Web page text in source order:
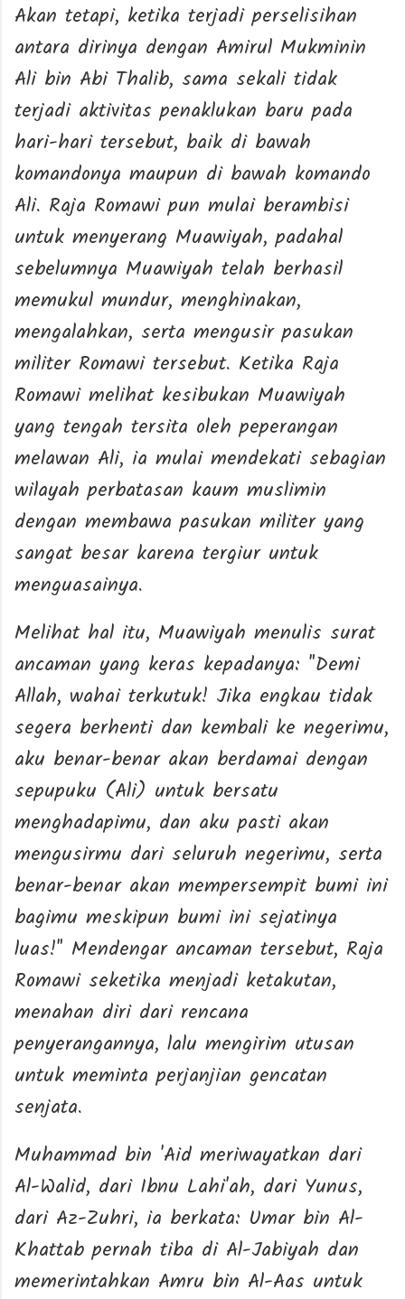
Akan tetapi, ketika terjadi perselisihan
antara dirinya dengan Amirul Mukminin
Ali bin Abi Thalib, sama sekali tidak
terjadi aktivitas penaklukan baru pada
hari-hari tersebut, baik di bawah
komandonya maupun di bawah komando
Ali. Raja Romawi pun mulai berambisi
untuk menyerang Muawiyah, padahal
sebelumnya Muawiyah telah berhasil
memukul mundur, menghinakan,
mengalahkan, serta mengusir pasukan
militer Romawi tersebut. Ketika Raja
Romawi melihat kesibukan Muawiyah
yang tengah tersita oleh peperangan
melawan Ali, ia mulai mendekati sebagian
wilayah perbatasan kaum muslimin
dengan membawa pasukan militer yang
sangat besar karena tergiur untuk
menguasainya.
Melihat hal itu, Muawiyah menulis surat
ancaman yang keras kepadanya: "Demi
Allah, wahai terkutuk! Jika engkau tidak
segera berhenti dan kembali ke negerimu,
aku benar-benar akan berdamai dengan
sepupuku (Ali) untuk bersatu
menghadapimu, dan aku pasti akan
mengusirmu dari seluruh negerimu, serta
benar-benar akan mempersempit bumi ini
bagimu meskipun bumi ini sejatinya
luas!" Mendengar ancaman tersebut, Raja
Romawi seketika menjadi ketakutan,
menahan diri dari rencana
penyerangannya, lalu mengirim utusan
untuk meminta perjanjian gencatan
senjata.
Muhammad bin 'Aid meriwayatkan dari
Al-Walid, dari Ibnu Lahi'ah, dari Yunus,
dari Az-Zuhri, ia berkata: Umar bin Al-
Khattab pernah tiba di Al-Jabiyah dan
memerintahkan Amru bin Al-Aas untuk